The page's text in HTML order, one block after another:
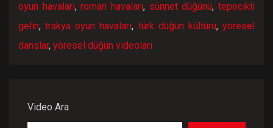
oyun havaları,roman havaları, sünnet düğünü,tepecikli
gelin,trakya oyun havaları, türk düğün kültürü,yöresel
danslar, yöresel düğün videoları
Video Ara